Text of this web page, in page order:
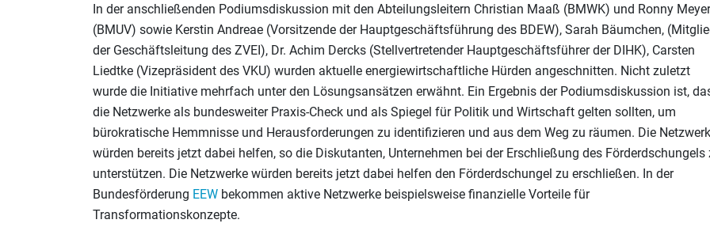
In der anschließenden Podiumsdiskussion mit den Abteilungsleitern Christian Maaß (BMWK) und Ronny Meyer
(BMUV) sowie Kerstin Andreae (Vorsitzende der Hauptgeschäftsführung des BDEW), Sarah Bäumchen,
der Geschäftsleitung des ZVEI), Dr. Achim Dercks (Stellvertretender Hauptgeschäftsführer der DIHK), Carsten
Liedtke (Vizepräsident des VKU) wurden aktuelle energiewirtschaftliche Hürden angeschnitten. Nicht zuletzt
wurde die Initiative mehrfach unter den Lösungsansätzen erwähnt. Ein Ergebnis der Podiumsdiskussion ist,
die Netzwerke als bundesweiter Praxis-Check und als Spiegel für Politik und Wirtschaft gelten sollten, um
bürokratische Hemmnisse und Herausforderungen zu identifizieren und aus dem Weg zu räumen. Die
würden bereits jetzt dabei helfen, so die Diskutanten, Unternehmen bei der Erschließung des Förderdschungels
unterstützen. Die Netzwerke würden bereits jetzt dabei helfen den Förderdschungel zu erschließen. In der
Bundesförderung EEW bekommen aktive Netzwerke beispielsweise finanzielle Vorteile für
Transformationskonzepte.